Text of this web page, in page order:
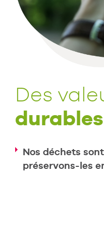
Des
Nos déchets
préservons-les